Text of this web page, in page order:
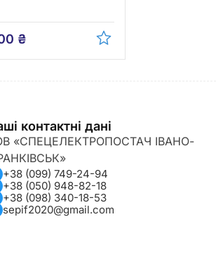
₴
контактні дані
«СПЕЦЕЛЕКТРОПОСТАЧ ІВАНО-
+38 (099) 749-24-94
+38 (050) 948-82-18
+38 (098) 340-18-53
sepif2020@gmail.com